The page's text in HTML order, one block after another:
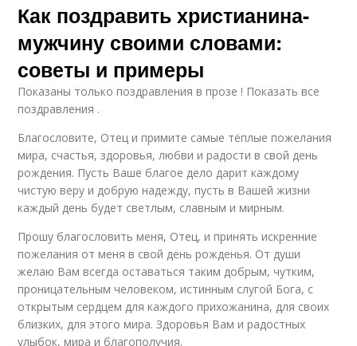
Как поздравить христианина-
мужчину своими словами:
советы и примеры
Показаны только поздравления в прозе ! Показать все
поздравления .
Благословите, Отец и примите самые тёплые пожелания
мира, счастья, здоровья, любви и радости в свой день
рождения. Пусть Ваше благое дело дарит каждому
чистую веру и добрую надежду, пусть в Вашей жизни
каждый день будет светлым, славным и мирным.
Прошу благословить меня, Отец, и принять искренние
пожелания от меня в свой день рожденья. От души
желаю Вам всегда оставаться таким добрым, чутким,
проницательным человеком, истинным слугой Бога, с
открытым сердцем для каждого прихожанина, для своих
близких, для этого мира. Здоровья Вам и радостных
улыбок, мира и благополучия.